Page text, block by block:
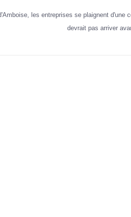
les entreprises se plaignent
devrait pas arriver